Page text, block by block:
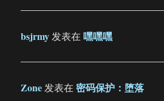
bsjrmy发表在嘿嘿嘿
Zone发表在密码保护：堕落